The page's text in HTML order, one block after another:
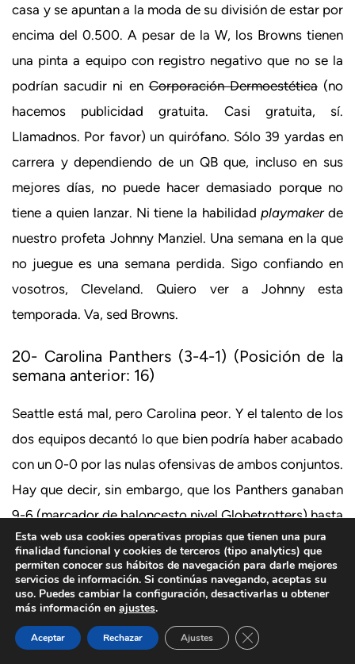
casa y se apuntan a la moda de su división de estar por
encima del 0.500. A pesar de la W, los Browns tienen
una pinta a equipo con registro negativo que no se la
podrían sacudir ni enCorporación Dermoestética(no
hacemos publicidad gratuita. Casi gratuita, sí.
Llamadnos. Por favor) un quirófano. Sólo 39 yardas en
carrera y dependiendo de un QB que, incluso en sus
mejores días, no puede hacer demasiado porque no
tiene a quien lanzar. Ni tiene la habilidad playmakerde
nuestro profeta Johnny Manziel. Una semana en la que
no juegue es una semana perdida. Sigo confiando en
vosotros, Cleveland. Quiero ver a Johnny esta
temporada. Va, sed Browns.
20- Carolina Panthers (3-4-1) (Posición de la
semana anterior: 16)
Seattle está mal, pero Carolina peor. Y el talento de los
dos equipos decantó lo que bien podría haber acabado
con un 0-0 por las nulas ofensivas de ambos conjuntos.
Hay que decir, sin embargo, que los Panthers ganaban
9-6 (marcador de baloncesto nivel Globetrotters) hasta
que a falta de menos de un minuto Wilson encontró a
Willson (no me digáis que no existe el destino después
de esto) y eltight endde nombre mal escrito en el
registro civil anotó el único TD del partido. Carolina
sigue líder de la división, pero o cambian mucho las
Esta web usa cookies operativas propias que tienen una pura
finalidad funcional y cookies de terceros (tipo analytics) que
permiten conocer sus hábitos de navegación para darle mejores
servicios de información. Si continúas navegando, aceptas su
uso. Puedes cambiar la configuración, desactivarlas u obtener
más información en ajustes.
Aceptar Rechazar Ajustes Cerrar el banner de